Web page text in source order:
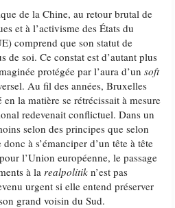
de la Chine, au retour brutal de
et à l’activisme des États du
comprend que son statut de
de soi. Ce constat est d’autant plus
protégée par l’aura d’unsoft
Au fil des années, Bruxelles
la matière se rétrécissait à mesure
redevenait conflictuel. Dans un
selon des principes que selon
à s’émanciper d’un tête à tête
l’Union européenne, le passage
à larealpolitik n’est pas
urgent si elle entend préserver
grand voisin du Sud.